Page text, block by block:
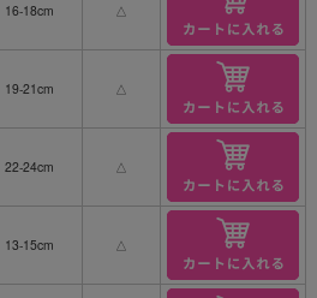
16-18cm △
19-21cm △
22-24cm △
13-15cm △